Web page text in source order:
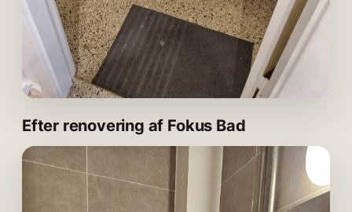
Efter renovering af Fokus Bad